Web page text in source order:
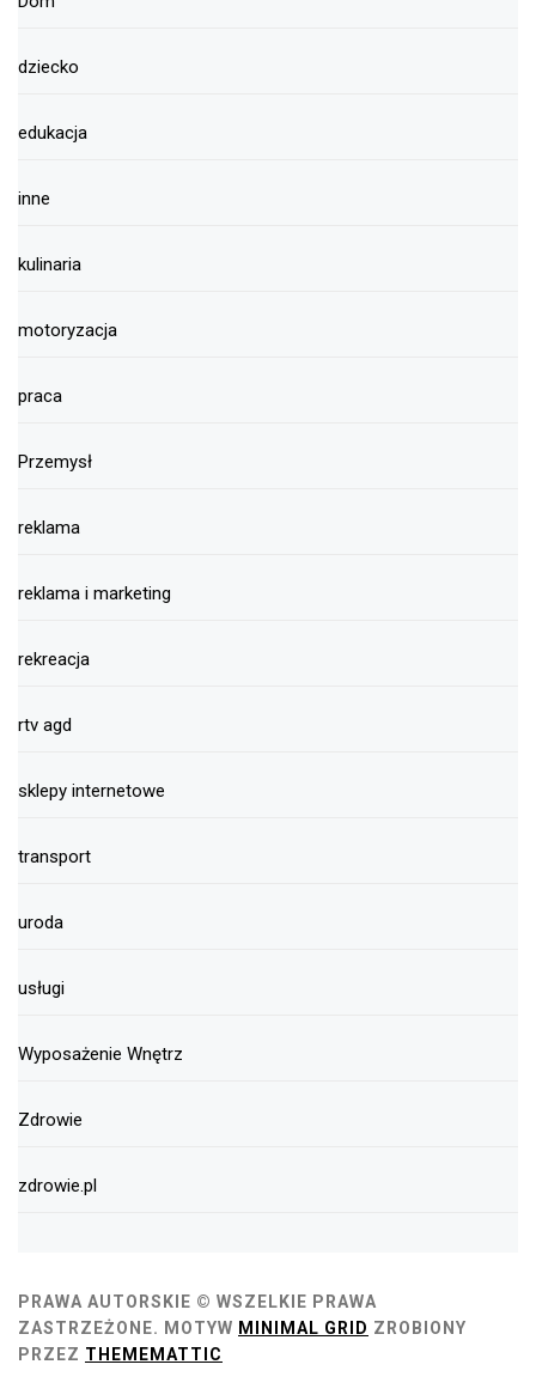
dziecko
edukacja
inne
kulinaria
motoryzacja
praca
Przemysł
reklama
reklama i marketing
rekreacja
rtv agd
sklepy internetowe
transport
uroda
usługi
Wyposażenie Wnętrz
Zdrowie
zdrowie.pl
PRAWA AUTORSKIE © WSZELKIE PRAWA
ZASTRZEŻONE. MOTYW MINIMAL GRID ZROBIONY
PRZEZ THEMEMATTIC